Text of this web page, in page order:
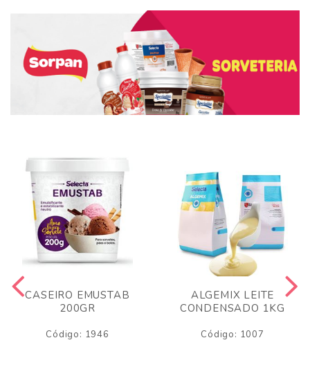
CASEIRO EMUSTAB
200GR
Código: 1946
ALGEMIX LEITE
CONDENSADO 1KG
Código: 1007